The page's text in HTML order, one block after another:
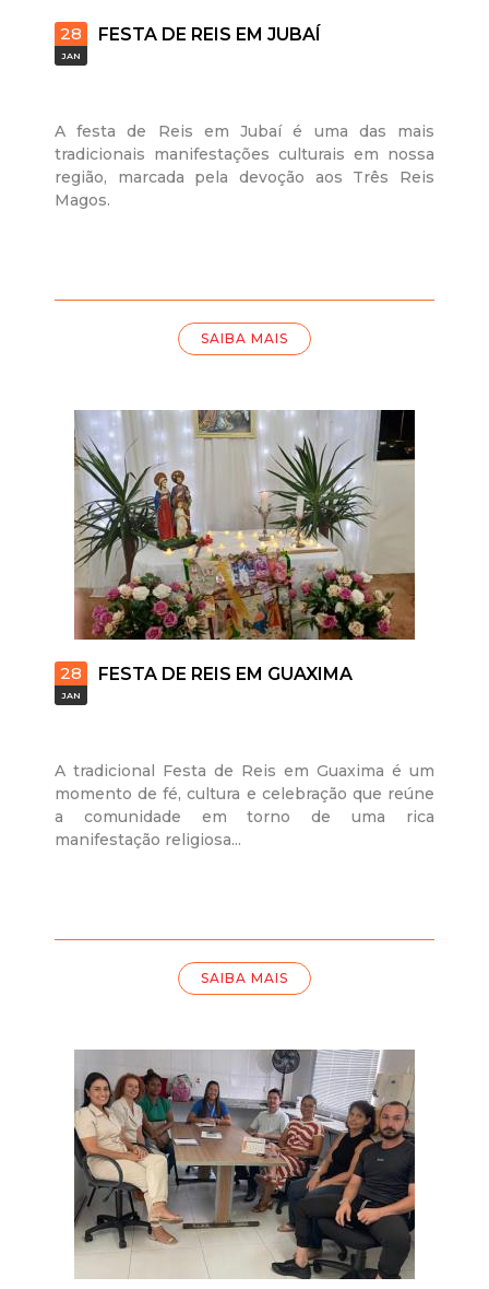
28
JAN
FESTA DE REIS EM JUBAÍ
A festa de Reis em Jubaí é uma das mais
tradicionais manifestações culturais em nossa
região, marcada pela devoção aos Três Reis
Magos.
SAIBA MAIS
28
JAN
FESTA DE REIS EM GUAXIMA
A tradicional Festa de Reis em Guaxima é um
momento de fé, cultura e celebração que reúne
a comunidade em torno de uma rica
manifestação religiosa...
SAIBA MAIS